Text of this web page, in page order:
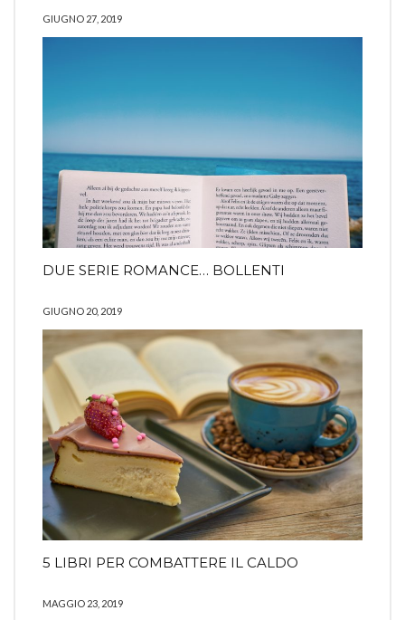
GIUGNO 27, 2019
DUE SERIE ROMANCE… BOLLENTI
GIUGNO 20, 2019
5 LIBRI PER COMBATTERE IL CALDO
MAGGIO 23, 2019